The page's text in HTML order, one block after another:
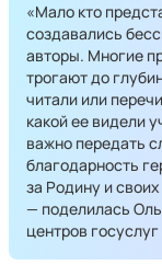
«Мало кто
создавались
авторы. Многие
трогают до
читали или
какой ее видели
важно передать
благодарность
за Родину и
— поделилась
центров